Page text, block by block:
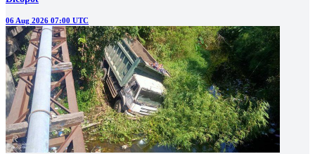
06 Aug 2026 07:00 UTC